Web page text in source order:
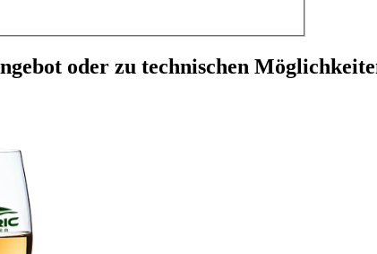
oder zu technischen